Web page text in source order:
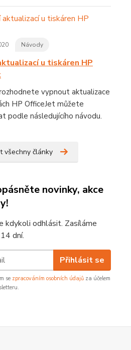
Návody
u tiskáren HP
vypnout aktualizace
HP OfficeJet můžete
podle následujícího návodu.
všechny články
novinky, akce
kdykoli odhlásit. Zasíláme
dní.
Přihlásit se
se zpracováním osobních údajů za účelem